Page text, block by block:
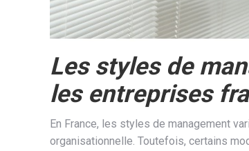
Les styles de
les entreprises
En France, les styles de management
organisationnelle. Toutefois, certains